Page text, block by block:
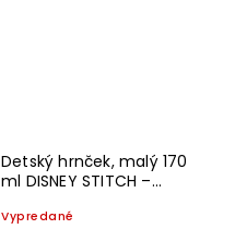
Detský hrnček, malý 170
ml DISNEY STITCH –
Vypredané